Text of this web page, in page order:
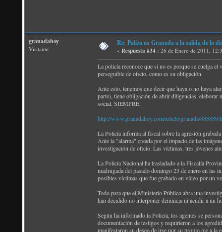
granadahoy
Visitante
Re: Paliza en Granada a la salida de la
« Respuesta #34 : 26 de Enero de 2011,
La policía reconoce que si no es porque se cuelga
perseguible de oficio, como es su obligación.
Ante esto, tenemos que decir que haya o no haya
parte), tiene obligación de abrir diligencias,
social. SIEMPRE.
http://www.granadahoy.com/article/granada/
La Policía informa al fiscal sobre la agresión
Ante la "alarma" creada por el impacto de las
investigación de oficio. Las víctimas, tres jóvenes
La Policía Nacional ha trasladado a la Fiscalía
madrugada del pasado domingo 23 de enero en las
posibles víctimas que fue grabado en vídeo por un
Todo para que el Ministerio Público abra una
han decidido no interponer denuncia ni acudir a un
Según ha informado la Policía, los agentes se
documentación de testigos y requirieron a los
manifestaron su deseo de irse por su propio pie a la